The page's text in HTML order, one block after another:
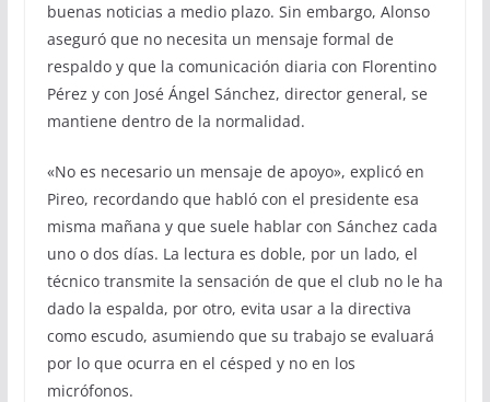
buenas noticias a medio plazo. Sin embargo, Alonso
aseguró que no necesita un mensaje formal de
respaldo y que la comunicación diaria con Florentino
Pérez y con José Ángel Sánchez, director general, se
mantiene dentro de la normalidad.
«No es necesario un mensaje de apoyo», explicó en
Pireo, recordando que habló con el presidente esa
misma mañana y que suele hablar con Sánchez cada
uno o dos días. La lectura es doble, por un lado, el
técnico transmite la sensación de que el club no le ha
dado la espalda, por otro, evita usar a la directiva
como escudo, asumiendo que su trabajo se evaluará
por lo que ocurra en el césped y no en los
micrófonos.